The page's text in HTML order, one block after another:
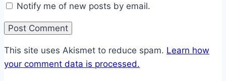
Notify me of new posts by email.
This site uses Akismet to reduce spam. Learn how
your comment data is processed.